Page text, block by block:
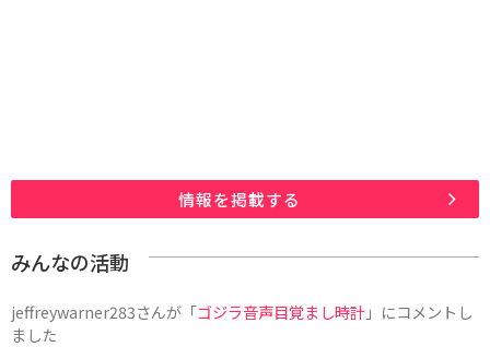
情報を掲載する
みんなの活動
jeffreywarner283さんが「ゴジラ音声目覚まし時計」にコメントし
ました